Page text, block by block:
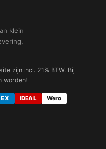
klein
zijn incl. 21% BTW. Bij
worden!
iDEAL
Wero